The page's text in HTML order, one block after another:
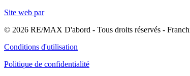
Site web par
© 2026 RE/MAX D'abord - Tous droits réservés -
Conditions d'utilisation
Politique de confidentialité